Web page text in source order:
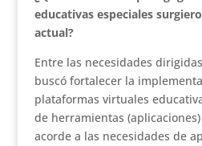
educativas especiales
actual?
Entre las necesidades
buscó fortalecer la
plataformas virtuales
de herramientas
acorde a las necesidades de